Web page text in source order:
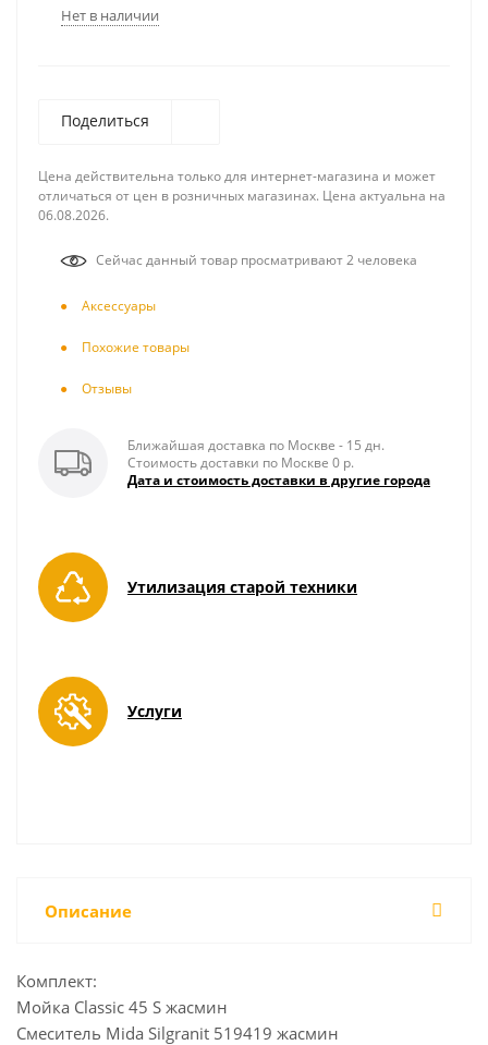
Нет в наличии
Поделиться
Цена действительна только для интернет-магазина и может
отличаться от цен в розничных магазинах. Цена актуальна на
06.08.2026.
Сейчас данный товар просматривают 2 человека
Аксесcуары
Похожие товары
Отзывы
Ближайшая доставка по Москве - 15 дн.
Стоимость доставки по Москве 0 р.
Дата и стоимость доставки в другие города
Утилизация старой техники
Услуги
Описание
Комплект:
Мойка Classic 45 S жасмин
Смеситель Mida Silgranit 519419 жасмин